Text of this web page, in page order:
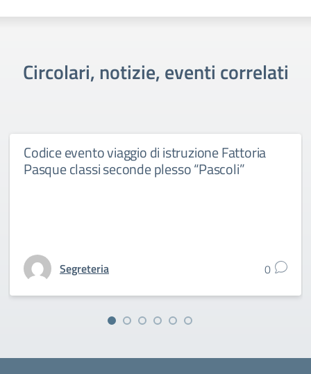
Circolari, notizie, eventi correlati
Codice evento viaggio di istruzione Fattoria
Pasque classi seconde plesso “Pascoli”
Segreteria 0